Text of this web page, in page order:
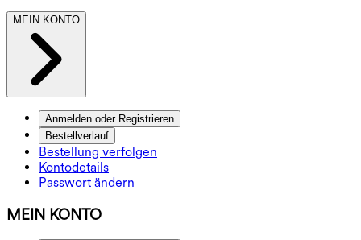
MEIN KONTO
Anmelden oder Registrieren
Bestellverlauf
Bestellung verfolgen
Kontodetails
Passwort ändern
MEIN KONTO